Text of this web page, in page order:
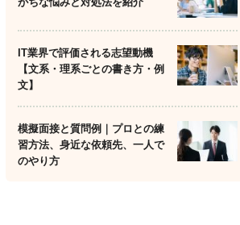
IT業界で評価される志望動機
【文系・理系ごとの書き方・例
文】
模擬面接と質問例｜プロとの練
習方法、身近な依頼先、一人で
のやり方